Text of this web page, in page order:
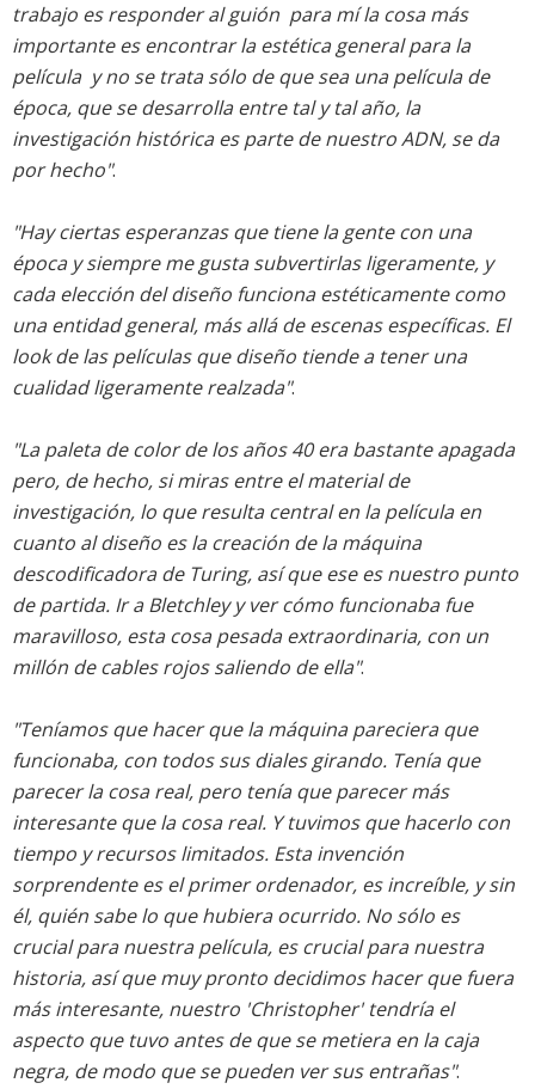
trabajo es responder al guión  para mí la cosa más
importante es encontrar la estética general para la
película  y no se trata sólo de que sea una película de
época, que se desarrolla entre tal y tal año, la
investigación histórica es parte de nuestro ADN, se da
por hecho".
"Hay ciertas esperanzas que tiene la gente con una
época y siempre me gusta subvertirlas ligeramente, y
cada elección del diseño funciona estéticamente como
una entidad general, más allá de escenas específicas. El
look de las películas que diseño tiende a tener una
cualidad ligeramente realzada".
"La paleta de color de los años 40 era bastante apagada
pero, de hecho, si miras entre el material de
investigación, lo que resulta central en la película en
cuanto al diseño es la creación de la máquina
descodificadora de Turing, así que ese es nuestro punto
de partida. Ir a Bletchley y ver cómo funcionaba fue
maravilloso, esta cosa pesada extraordinaria, con un
millón de cables rojos saliendo de ella".
"Teníamos que hacer que la máquina pareciera que
funcionaba, con todos sus diales girando. Tenía que
parecer la cosa real, pero tenía que parecer más
interesante que la cosa real. Y tuvimos que hacerlo con
tiempo y recursos limitados. Esta invención
sorprendente es el primer ordenador, es increíble, y sin
él, quién sabe lo que hubiera ocurrido. No sólo es
crucial para nuestra película, es crucial para nuestra
historia, así que muy pronto decidimos hacer que fuera
más interesante, nuestro 'Christopher' tendría el
aspecto que tuvo antes de que se metiera en la caja
negra, de modo que se pueden ver sus entrañas".